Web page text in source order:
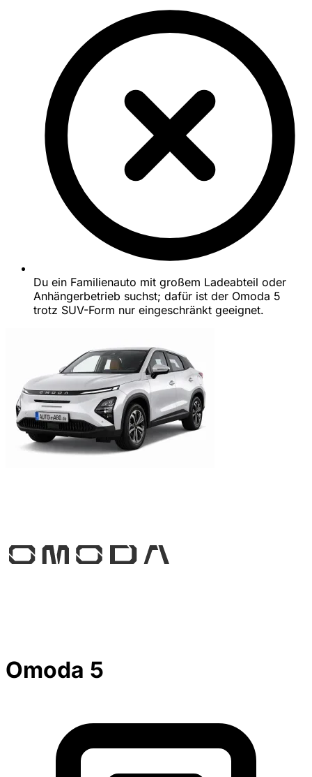
Du ein Familienauto mit großem Ladeabteil oder
Anhängerbetrieb suchst; dafür ist der Omoda 5
trotz SUV-Form nur eingeschränkt geeignet.
Omoda 5